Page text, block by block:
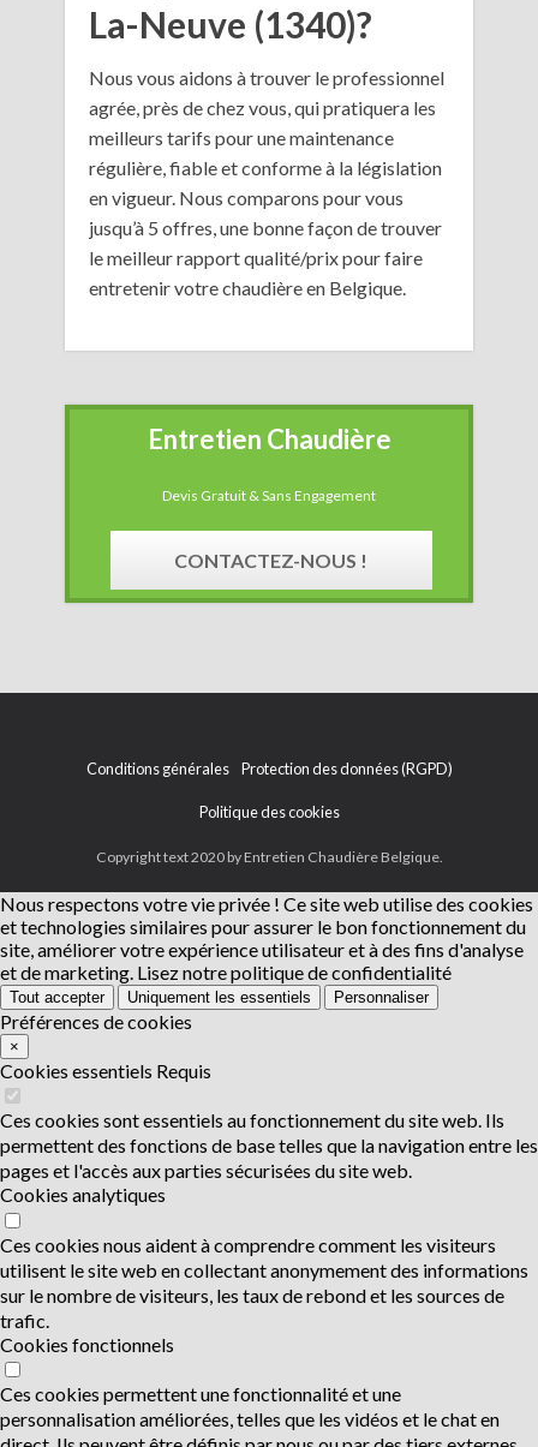
La-Neuve (1340)?
Nous vous aidons à trouver le professionnel
agrée, près de chez vous, qui pratiquera les
meilleurs tarifs pour une maintenance
régulière, fiable et conforme à la législation
en vigueur. Nous comparons pour vous
jusqu’à 5 offres, une bonne façon de trouver
le meilleur rapport qualité/prix pour faire
entretenir votre chaudière en Belgique.
Entretien Chaudière
Devis Gratuit & Sans Engagement
CONTACTEZ-NOUS !
Conditions générales Protection des données (RGPD)
Politique des cookies
Copyright text 2020 by Entretien Chaudière Belgique.
Nous respectons votre vie privée ! Ce site web utilise des cookies
et technologies similaires pour assurer le bon fonctionnement du
site, améliorer votre expérience utilisateur et à des fins d'analyse
et de marketing. Lisez notre politique de confidentialité
Tout accepter Uniquement les essentiels Personnaliser
Préférences de cookies
×
Cookies essentiels Requis
Ces cookies sont essentiels au fonctionnement du site web. Ils
permettent des fonctions de base telles que la navigation entre les
pages et l'accès aux parties sécurisées du site web.
Cookies analytiques
Ces cookies nous aident à comprendre comment les visiteurs
utilisent le site web en collectant anonymement des informations
sur le nombre de visiteurs, les taux de rebond et les sources de
trafic.
Cookies fonctionnels
Ces cookies permettent une fonctionnalité et une
personnalisation améliorées, telles que les vidéos et le chat en